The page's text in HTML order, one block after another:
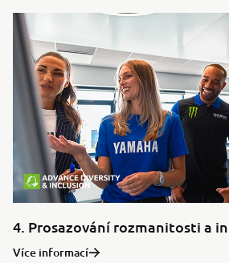
4. Prosazování rozmanitosti a
Více informací